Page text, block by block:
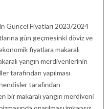
Güncel Fiyatları 2023/2024
gün geçmesinki döviz ve
fiyatlara makaralı
yangın merdivenlerinin
tarafından yapılması
tarafından
bir makaralı yangın merdiveni